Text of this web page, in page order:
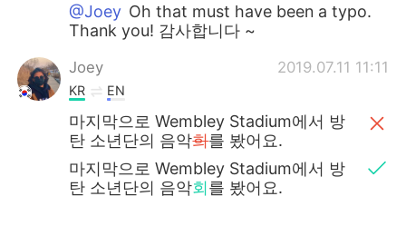
@Joey Oh that must have been a typo.
Thank you! 감사합니다 ~
Joey 2019.07.11 11:11
KR EN
마지막으로 Wembley Stadium에서 방
탄 소년단의 음악희를 봤어요.
마지막으로 Wembley Stadium에서 방
탄 소년단의 음악회를 봤어요.